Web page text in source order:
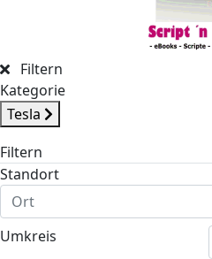
Filtern
Kategorie
Tesla
Filtern
Standort
Umkreis